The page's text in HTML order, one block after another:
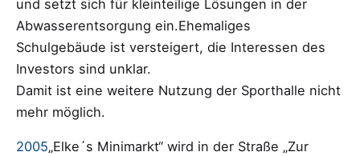
und setzt sich für kleinteilige Lösungen in der
Abwasserentsorgung ein.Ehemaliges
Schulgebäude ist versteigert, die Interessen des
Investors sind unklar.
Damit ist eine weitere Nutzung der Sporthalle nicht
mehr möglich.
2005„Elke´s Minimarkt“ wird in der Straße „Zur